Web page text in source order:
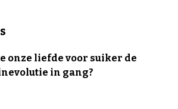
onze liefde voor suiker de
in gang?